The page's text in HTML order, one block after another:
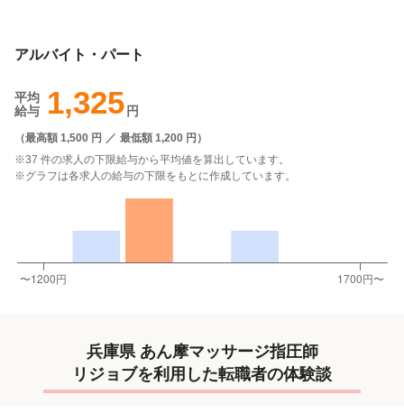
アルバイト・パート
平均
給与
1,325 円
（最高額 1,500 円 ／ 最低額 1,200 円 ）
※37 件の求人の下限給与から平均値を算出しています。
※グラフは各求人の給与の下限をもとに作成しています。
兵庫県 あん摩マッサージ指圧師
リジョブを利用した転職者の体験談